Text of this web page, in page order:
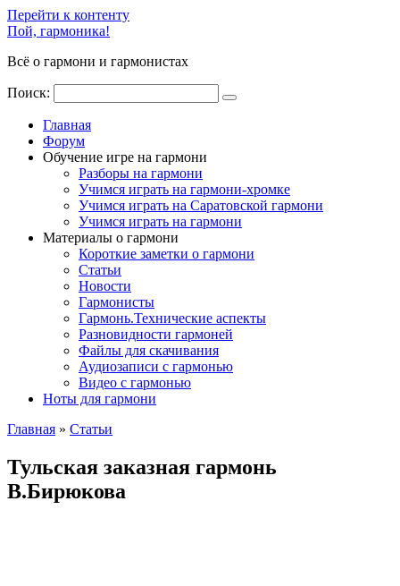
Перейти к контенту
Пой, гармоника!
Всё о гармони и гармонистах
Поиск:
Главная
Форум
Обучение игре на гармони
Разборы на гармони
Учимся играть на гармони-хромке
Учимся играть на Саратовской гармони
Учимся играть на гармони
Материалы о гармони
Короткие заметки о гармони
Cтатьи
Новости
Гармонисты
Гармонь.Технические аспекты
Разновидности гармоней
Файлы для скачивания
Аудиозаписи с гармонью
Видео с гармонью
Ноты для гармони
Главная » Cтатьи
Тульская заказная гармонь
В.Бирюкова